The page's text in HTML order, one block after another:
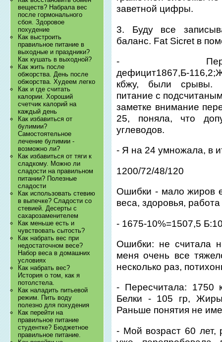
веществ? Набрала вес
после гормонального
сбоя. Здоровое
похудение
Как выстроить
правильное питание в
выходные и праздники?
Как кушать в выходной?
Как жить после
обжорства. День после
обжорства. Худеем легко
Как и где считать
калории. Хороший
счетчик калорий на
каждый день
Как избавиться от
булимии?
Самостоятельное
лечение булимии -
возможно ли?
Как избавиться от тяги к
сладкому. Можно ли
сладости на правильном
питании? Полезные
сладости
Как использовать стевию
в выпечке? Сладости со
стевией. Десерты с
сахарозаменителем
Как меньше есть и
чувствовать сытость?
Как набрать вес при
недостаточном весе?
Набор веса в домашних
условиях
Как набрать вес?
История о том, как я
потолстела.
Как наладить питьевой
режим. Пить воду
полезно для похудения
Как перейти на
правильное питание
студентке? Бюджетное
правильное питание.
заветной цифры.
3. Буду все
баланс. Fat Sicret в
-
дефицит1867,Б-
кбжу, были срывы.
питание с
заметке внимание
25, поняла, что
углеводов.
- Я на 24 умножала, в
1200/72/48/120
Ошибки - мало жиров
веса, здоровья,
- 1675-10%=1507,5
Ошибки: не считала
меня очень все
несколько раз,
- Пересчитала: 1750
Белки - 105 гр,
Раньше понятия не
- Мой возраст 60 лет,